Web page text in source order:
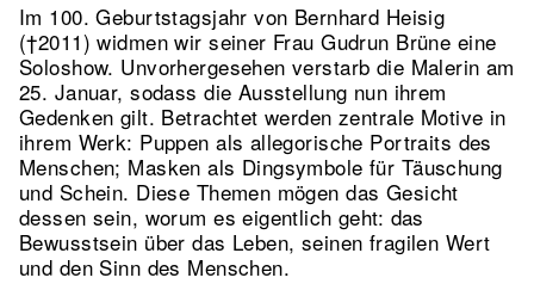
Im 100. Geburtstagsjahr von Bernhard Heisig
(†2011) widmen wir seiner Frau Gudrun Brüne eine
Soloshow. Unvorhergesehen verstarb die Malerin am
25. Januar, sodass die Ausstellung nun ihrem
Gedenken gilt. Betrachtet werden zentrale Motive in
ihrem Werk: Puppen als allegorische Portraits des
Menschen; Masken als Dingsymbole für Täuschung
und Schein. Diese Themen mögen das Gesicht
dessen sein, worum es eigentlich geht: das
Bewusstsein über das Leben, seinen fragilen Wert
und den Sinn des Menschen.